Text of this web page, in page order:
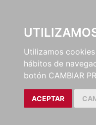
Utilizamos
hábitos de
botón CAMBIAR
ACEPTAR